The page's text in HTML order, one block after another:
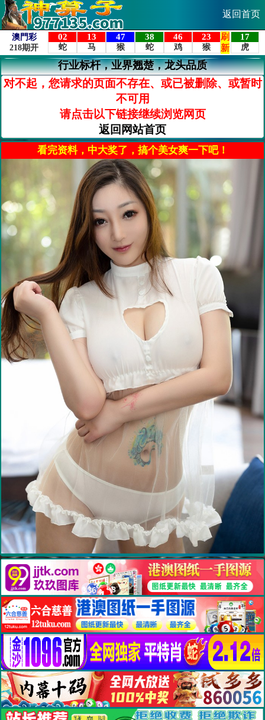
返回首页
行业标杆，业界翘楚，龙头品质
对不起，您请求的页面不存在、或已被删除、或暂时
不可用
请点击以下链接继续浏览网页
返回网站首页
看完资料，中大奖了，搞个美女爽一下吧！